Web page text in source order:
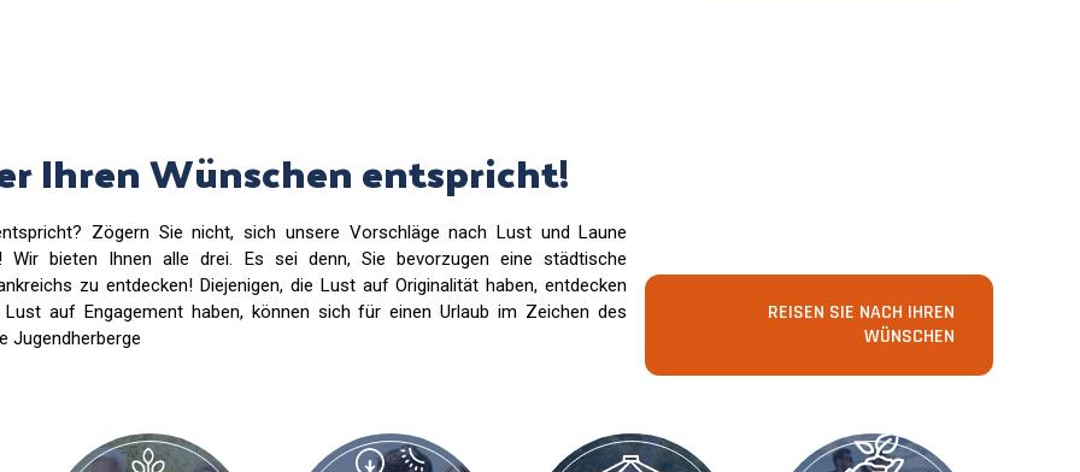
Ihren Wünschen entspricht!
Zögern Sie nicht, sich unsere Vorschläge nach Lust und Laune
Wir bieten Ihnen alle drei. Es sei denn, Sie bevorzugen eine städtische
zu entdecken! Diejenigen, die Lust auf Originalität haben, entdecken
auf Engagement haben, können sich für einen Urlaub im Zeichen des
Jugendherberge
REISEN SIE NACH IHREN
WÜNSCHEN